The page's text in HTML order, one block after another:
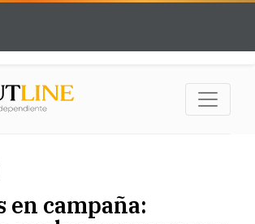
en campaña: